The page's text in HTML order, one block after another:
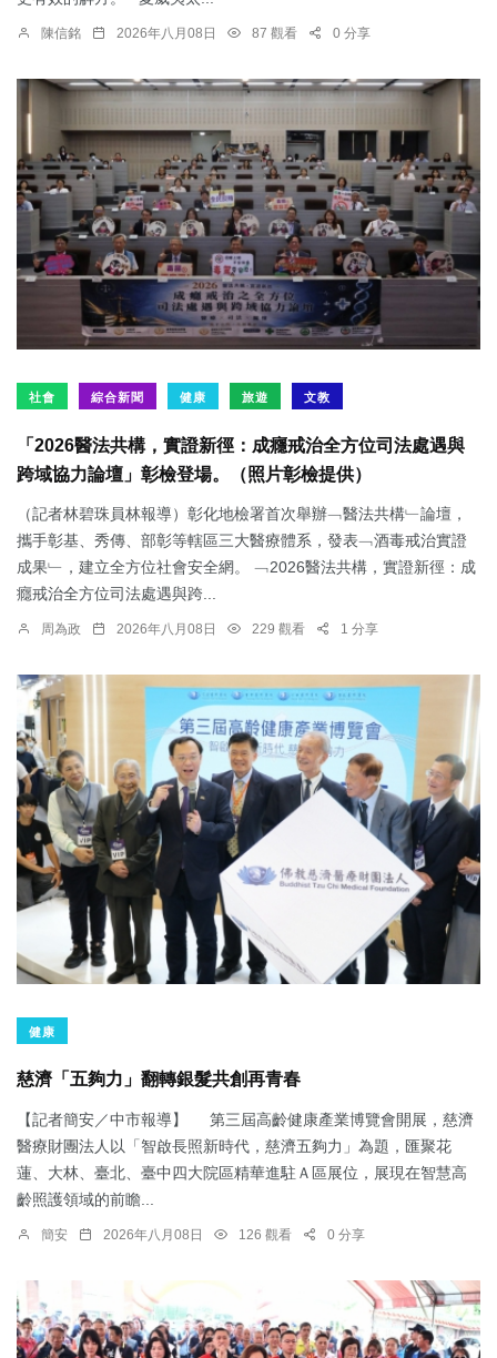
陳信銘 2026年八月08日 87 觀看 0 分享
社會 綜合新聞 健康 旅遊 文教
「2026醫法共構，實證新徑：成癮戒治全方位司法處遇與
跨域協力論壇」彰檢登場。（照片彰檢提供）
（記者林碧珠員林報導）彰化地檢署首次舉辦﹁醫法共構﹂論壇，
攜手彰基、秀傳、部彰等轄區三大醫療體系，發表﹁酒毒戒治實證
成果﹂，建立全方位社會安全網。 ﹁2026醫法共構，實證新徑：成
癮戒治全方位司法處遇與跨...
周為政 2026年八月08日 229 觀看 1 分享
健康
慈濟「五夠力」翻轉銀髮共創再青春
【記者簡安／中市報導】 第三屆高齡健康產業博覽會開展，慈濟
醫療財團法人以「智啟長照新時代，慈濟五夠力」為題，匯聚花
蓮、大林、臺北、臺中四大院區精華進駐Ａ區展位，展現在智慧高
齡照護領域的前瞻...
簡安 2026年八月08日 126 觀看 0 分享